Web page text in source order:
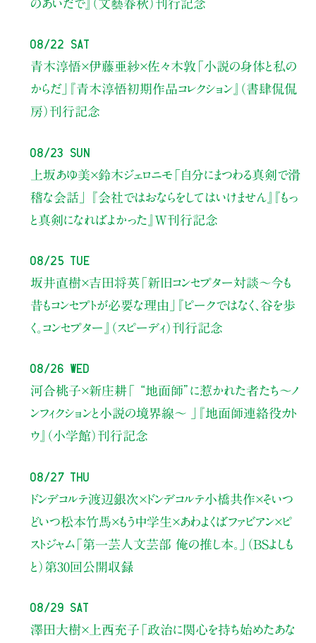
のあいだで』（文藝春秋）刊行記念
08/22 Sat
青木淳悟×伊藤亜紗×佐々木敦 「小説の身体と私の
からだ」
『青木淳悟初期作品コレクション』（書肆侃侃
房）刊行記念
08/23 Sun
上坂あゆ美×鈴木ジェロニモ 「自分にまつわる真剣で滑
稽な会話」
『会社ではおならをしてはいけません』『もっ
と真剣になればよかった』W刊行記念
08/25 Tue
坂井直樹×吉田将英「新旧コンセプター対談～今も
昔もコンセプトが必要な理由」
『ピークではなく、谷を歩
く。コンセプター』（スピーディ）刊行記念
08/26 Wed
河合桃子×新庄耕「 “地面師”に惹かれた者たち〜ノ
ンフィクションと小説の境界線〜 」
『地面師連絡役カト
ウ』（小学館）刊行記念
08/27 Thu
ドンデコルテ渡辺銀次×ドンデコルテ小橋共作×そいつ
どいつ松本竹馬×もう中学生×あわよくばファビアン×ピ
ストジャム「第一芸人文芸部 俺の推し本。」（BSよしも
と） 第30回公開収録
08/29 Sat
澤田大樹×上西充子 「政治に関心を持ち始めたあな